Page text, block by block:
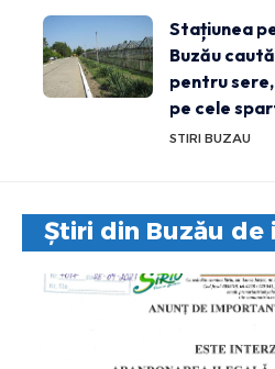
Stațiunea
Buzău
pentru
pe cele
STIRI BUZAU
Știri din Buzău de